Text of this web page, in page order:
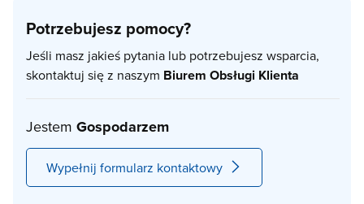
Potrzebujesz pomocy?
Jeśli masz jakieś pytania lub potrzebujesz wsparcia,
skontaktuj się z naszym Biurem Obsługi Klienta
Jestem Gospodarzem
Wypełnij formularz kontaktowy